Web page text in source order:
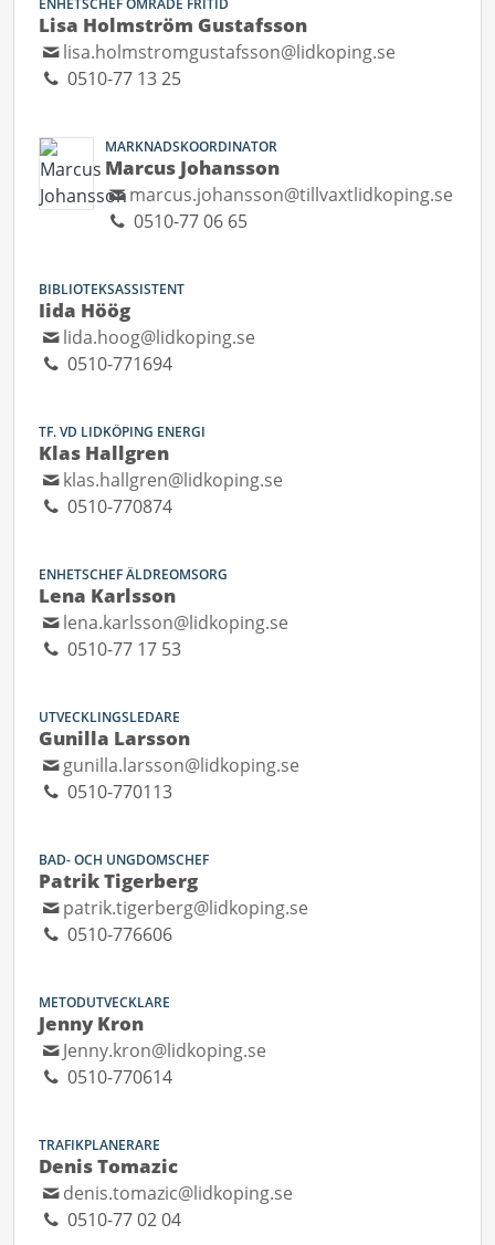
ENHETSCHEF OMRÅDE FRITID
Lisa Holmström Gustafsson
lisa.holmstromgustafsson@lidkoping.se
0510-77 13 25
MARKNADSKOORDINATOR
Marcus Johansson
marcus.johansson@tillvaxtlidkoping.se
0510-77 06 65
BIBLIOTEKSASSISTENT
Iida Höög
lida.hoog@lidkoping.se
0510-771694
TF. VD LIDKÖPING ENERGI
Klas Hallgren
klas.hallgren@lidkoping.se
0510-770874
ENHETSCHEF ÄLDREOMSORG
Lena Karlsson
lena.karlsson@lidkoping.se
0510-77 17 53
UTVECKLINGSLEDARE
Gunilla Larsson
gunilla.larsson@lidkoping.se
0510-770113
BAD- OCH UNGDOMSCHEF
Patrik Tigerberg
patrik.tigerberg@lidkoping.se
0510-776606
METODUTVECKLARE
Jenny Kron
Jenny.kron@lidkoping.se
0510-770614
TRAFIKPLANERARE
Denis Tomazic
denis.tomazic@lidkoping.se
0510-77 02 04